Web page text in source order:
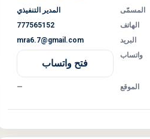
المسمّى
المدير التنفيذي
الهاتف
777565152
البريد
mra6.7@gmail.com
واتساب
فتح واتساب
الموقع —